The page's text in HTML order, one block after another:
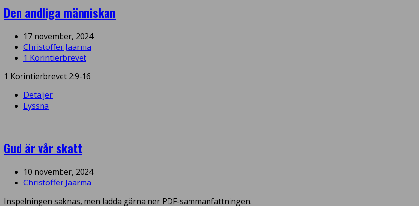
Den andliga människan
17 november, 2024
Christoffer Jaarma
1 Korintierbrevet
1 Korintierbrevet 2:9-16
Detaljer
Lyssna
Gud är vår skatt
10 november, 2024
Christoffer Jaarma
Inspelningen saknas, men ladda gärna ner PDF-sammanfattningen.